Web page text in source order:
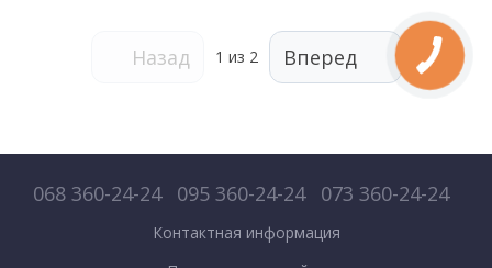
Назад 1 из 2 Вперед
068 360-24-24 095 360-24-24 073 360-24-24
Контактная информация